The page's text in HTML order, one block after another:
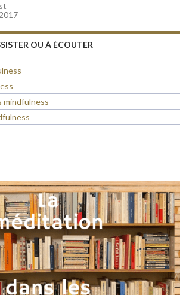
OU À ÉCOUTER
mindfulness